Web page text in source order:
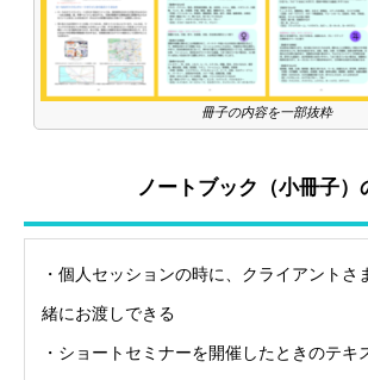
冊子の内容を一部抜粋
ノートブック（小冊子）
・個人セッションの時に、クライアントさ
緒にお渡しできる
・ショートセミナーを開催したときのテキ